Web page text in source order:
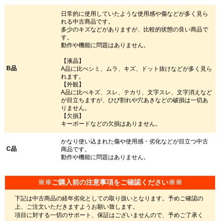
B品
日常的に使用していたような使用感や傷などが多く見ら
れる中古商品です。
多少のキズなどがありますが、比較的状態の良い商品で
す。
動作や機能に問題はありません。
【液晶】
A品に比べシミ、ムラ、キズ、ドット抜けなどが多く見ら
れます。
【外観】
A品に比べキズ、スレ、テカリ、文字スレ、文字消えなど
が目立ちますが、ひび割れや穴あきなどの破損は一切あ
りません。
【欠損】
キーボードなどの欠損はありません。
C品
かなり使い込まれた傷や使用感・劣化などが目立つ中古
商品です。
動作や機能に問題はありません。
※※ご購入前の注意事項をご確認ください※※
下記は中古商品の経年劣化としての取り扱いとなります。予めご確認の
上、ご注文いただきますようお願い致します。
項目に対する一切のサポート、保証はございませんので、予めご了承く